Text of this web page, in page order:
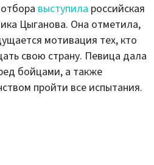
выступила российская
Цыганова. Она отметила,
мотивация тех, кто
свою страну. Певица дала
бойцами, а также
пройти все испытания.